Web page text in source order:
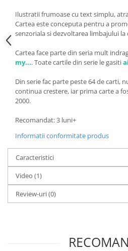
Ilustratii frumoase cu text simplu,
Cartea este conceputa pentru a
senzoriala si dezvoltarea limbajului
Cartea face parte din seria mult
my....Toate cartile din serie le gasiti
Din serie fac parte peste 64 de carti,
continua crestere, iar prima carte a
2000.
Recomandat: 3 luni+
Informatii conformitate produs
Caracteristici
Video (1)
Review-uri(0)